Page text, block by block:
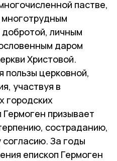
пастве,
личным
даром
Христовой.
пользы церковной,
участвуя в
городских
Гермоген призывает
состраданию,
За годы
епископ Гермоген